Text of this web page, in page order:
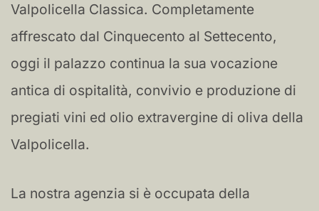
Valpolicella Classica. Completamente
affrescato dal Cinquecento al Settecento,
oggi il palazzo continua la sua vocazione
antica di ospitalità, convivio e produzione di
pregiati vini ed olio extravergine di oliva della
Valpolicella.
La nostra agenzia si è occupata della